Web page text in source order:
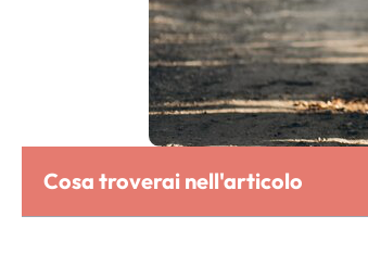
Cosa troverai nell'articolo